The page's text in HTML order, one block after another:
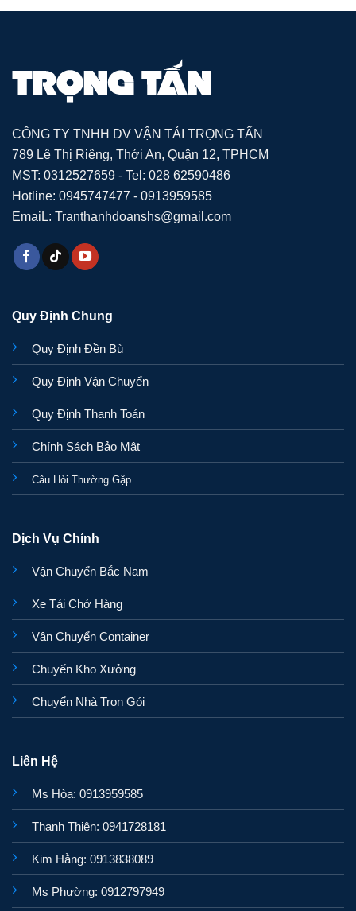
CÔNG TY TNHH DV VẬN TẢI TRỌNG TẤN
789 Lê Thị Riêng, Thới An, Quận 12, TPHCM
MST: 0312527659 - Tel: 028 62590486
Hotline: 0945747477 - 0913959585
EmaiL: Tranthanhdoanshs@gmail.com
Quy Định Chung
Quy Định Đền Bù
Quy Định Vận Chuyển
Quy Định Thanh Toán
Chính Sách Bảo Mật
Câu Hỏi Thường Gặp
Dịch Vụ Chính
Vận Chuyển Bắc Nam
Xe Tải Chở Hàng
Vận Chuyển Container
Chuyển Kho Xưởng
Chuyển Nhà Trọn Gói
Liên Hệ
Ms Hòa: 0913959585
Thanh Thiên: 0941728181
Kim Hằng: 0913838089
Ms Phường: 0912797949